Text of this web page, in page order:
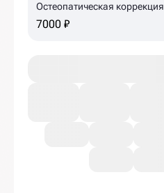
Остеопатическая коррекция
7000 ₽